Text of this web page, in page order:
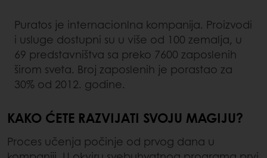
Puratos je internacionlna kompanija. Proizvodi
i usluge dostupni su u više od 100 zemalja, u
69 predstavništva sa preko 7600 zaposlenih
širom sveta. Broj zaposlenih je porastao za
30% od 2012. godine.
KAKO ĆETE RAZVIJATI SVOJU MAGIJU?
Proces učenja počinje od prvog dana u